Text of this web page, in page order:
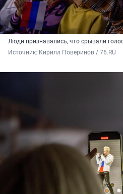
Люди признавались, что срывали
Источник: Кирилл Поверинов / 76.RU